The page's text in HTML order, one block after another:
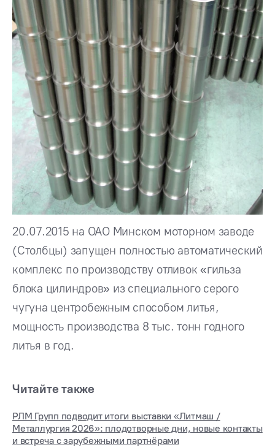
20.07.2015 на ОАО Минском моторном заводе
(Столбцы) запущен полностью автоматический
комплекс по производству отливок «гильза
блока цилиндров» из специального серого
чугуна центробежным способом литья,
мощность производства 8 тыс. тонн годного
литья в год.
Читайте также
РЛМ Групп подводит итоги выставки «Литмаш /
Металлургия 2026»: плодотворные дни, новые контакты
и встреча с зарубежными партнёрами